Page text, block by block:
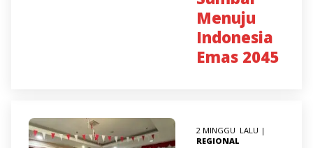
Menuju
Indonesia
Emas 2045
2 MINGGU LALU |
REGIONAL